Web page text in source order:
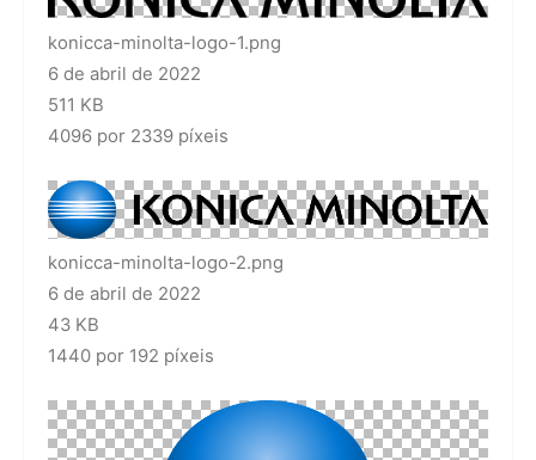
konicca-minolta-logo-1.png
6 de abril de 2022
511 KB
4096 por 2339 píxeis
konicca-minolta-logo-2.png
6 de abril de 2022
43 KB
1440 por 192 píxeis